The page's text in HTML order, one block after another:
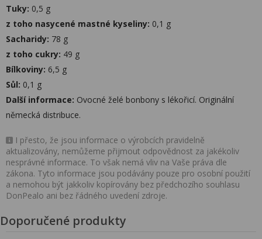
Tuky: 0,5 g
z toho nasycené mastné kyseliny: 0,1 g
Sacharidy: 78 g
z toho cukry: 49 g
Bílkoviny: 6,5 g
Sůl: 0,1 g
Další informace: Ovocné želé bonbony s lékořicí. Originální
německá distribuce.
I přesto, že jsou informace o výrobcích pravidelně
aktualizovány, nemůžeme přijmout odpovědnost za jakékoliv
nesprávné informace. To však nemá vliv na Vaše práva dle
zákona. Tyto informace jsou podávány pouze pro osobní použití
a nemohou být jakkoliv kopírovány bez předchozího souhlasu
DonPealo ani bez řádného uvedení zdroje.
Doporučené produkty